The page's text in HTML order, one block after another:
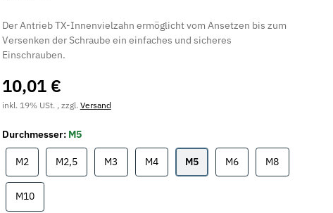
Der Antrieb TX-Innenvielzahn ermöglicht vom Ansetzen bis zum
Versenken der Schraube ein einfaches und sicheres
Einschrauben.
10,01 €
inkl. 19% USt. , zzgl. Versand
Durchmesser: M5
M2M2 M2,5M2,5 M3 M4M4 M5M5 M6M6 M8M8
M10M10